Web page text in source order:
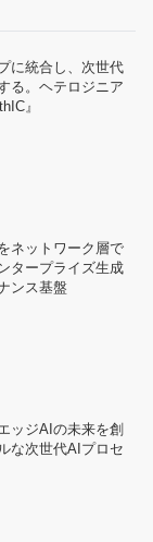
に統合し、次世代
る。ヘテロジニア
』
ネットワーク層で
タープライズ生成
ンス基盤
ッジAIの未来を創
な次世代AIプロセ